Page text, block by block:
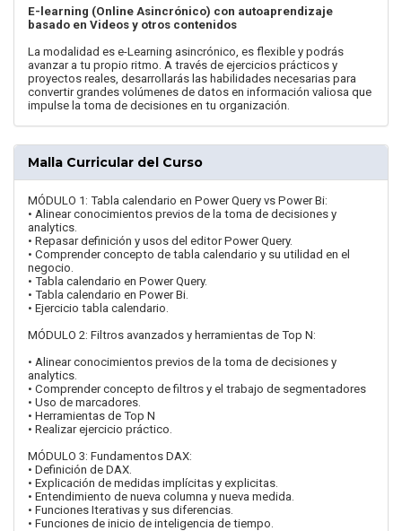
E-learning (Online Asincrónico) con autoaprendizaje
basado en Videos y otros contenidos
La modalidad es e-Learning asincrónico, es flexible y podrás
avanzar a tu propio ritmo. A través de ejercicios prácticos y
proyectos reales, desarrollarás las habilidades necesarias para
convertir grandes volúmenes de datos en información valiosa que
impulse la toma de decisiones en tu organización.
Malla Curricular del Curso
MÓDULO 1: Tabla calendario en Power Query vs Power Bi:
• Alinear conocimientos previos de la toma de decisiones y
analytics.
• Repasar definición y usos del editor Power Query.
• Comprender concepto de tabla calendario y su utilidad en el
negocio.
• Tabla calendario en Power Query.
• Tabla calendario en Power Bi.
• Ejercicio tabla calendario.
MÓDULO 2: Filtros avanzados y herramientas de Top N:
• Alinear conocimientos previos de la toma de decisiones y
analytics.
• Comprender concepto de filtros y el trabajo de segmentadores
• Uso de marcadores.
• Herramientas de Top N
• Realizar ejercicio práctico.
MÓDULO 3: Fundamentos DAX:
• Definición de DAX.
• Explicación de medidas implícitas y explicitas.
• Entendimiento de nueva columna y nueva medida.
• Funciones Iterativas y sus diferencias.
• Funciones de inicio de inteligencia de tiempo.